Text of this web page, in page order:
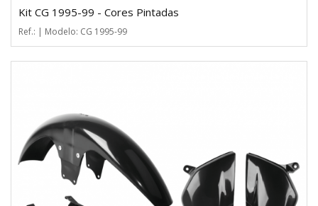
Kit CG 1995-99 - Cores Pintadas
Ref.: | Modelo: CG 1995-99